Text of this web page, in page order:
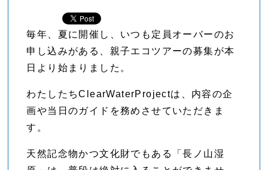
毎年、夏に開催し、いつも定員オーバーのお
申し込みがある、親子エコツアーの募集が本
日より始まりました。
わたしたちClearWaterProjectは、内容の企
画や当日のガイドを務めさせていただきま
す。
天然記念物かつ文化財でもある「長ノ山湿